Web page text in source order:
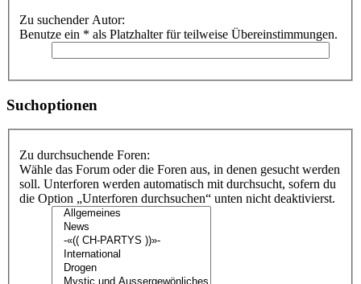
Zu suchender Autor:
Benutze ein * als Platzhalter für teilweise Übereinstimmungen.
Suchoptionen
Zu durchsuchende Foren:
Wähle das Forum oder die Foren aus, in denen gesucht werden
soll. Unterforen werden automatisch mit durchsucht, sofern du
die Option „Unterforen durchsuchen“ unten nicht deaktivierst.